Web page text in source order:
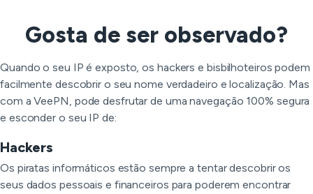
Gosta de ser observado?
Quando o seu IP é exposto, os hackers e bisbilhoteiros podem
facilmente descobrir o seu nome verdadeiro e localização. Mas
com a VeePN, pode desfrutar de uma navegação 100% segura
e esconder o seu IP de:
Hackers
Os piratas informáticos estão sempre a tentar descobrir os
seus dados pessoais e financeiros para poderem encontrar